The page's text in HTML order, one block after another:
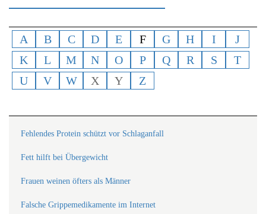
A B C D E F G H I
J
K
L M N O P Q R S
T
U
V W X Y Z
Fehlendes Protein schützt vor Schlaganfall
Fett hilft bei Übergewicht
Frauen weinen öfters als Männer
Falsche Grippemedikamente im Internet